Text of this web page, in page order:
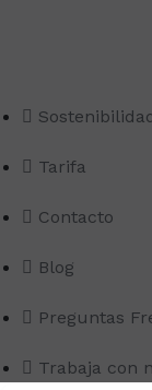
Tarifa
Contacto
Blog
Preguntas
Trabaja con